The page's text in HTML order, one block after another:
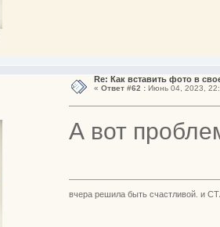
Re: Как вставить фото в
« Ответ #62 :Июнь 04, 2023,
А вот
вчера решила быть счастливой. и